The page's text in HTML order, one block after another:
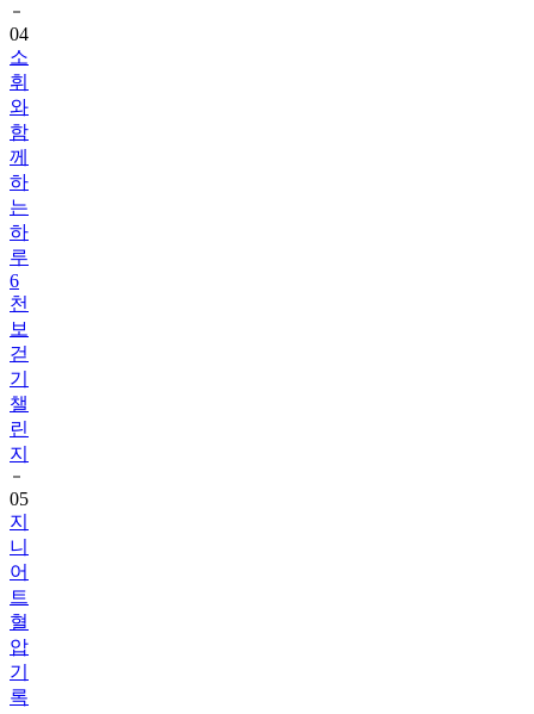
04
소
휘
와
함
께
하
는
하
루
6
천
보
걷
기
챌
린
지
05
지
니
어
트
혈
압
기
록